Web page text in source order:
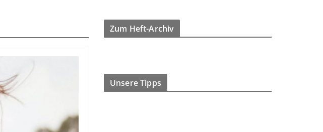
Zum Heft-Archiv
Unsere Tipps